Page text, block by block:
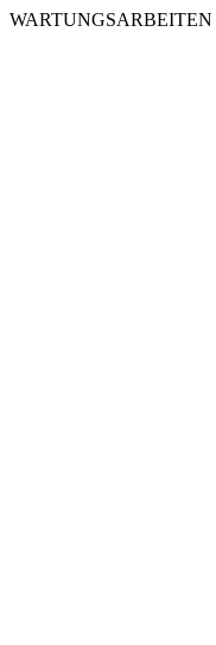
WARTUNGSARBEITEN